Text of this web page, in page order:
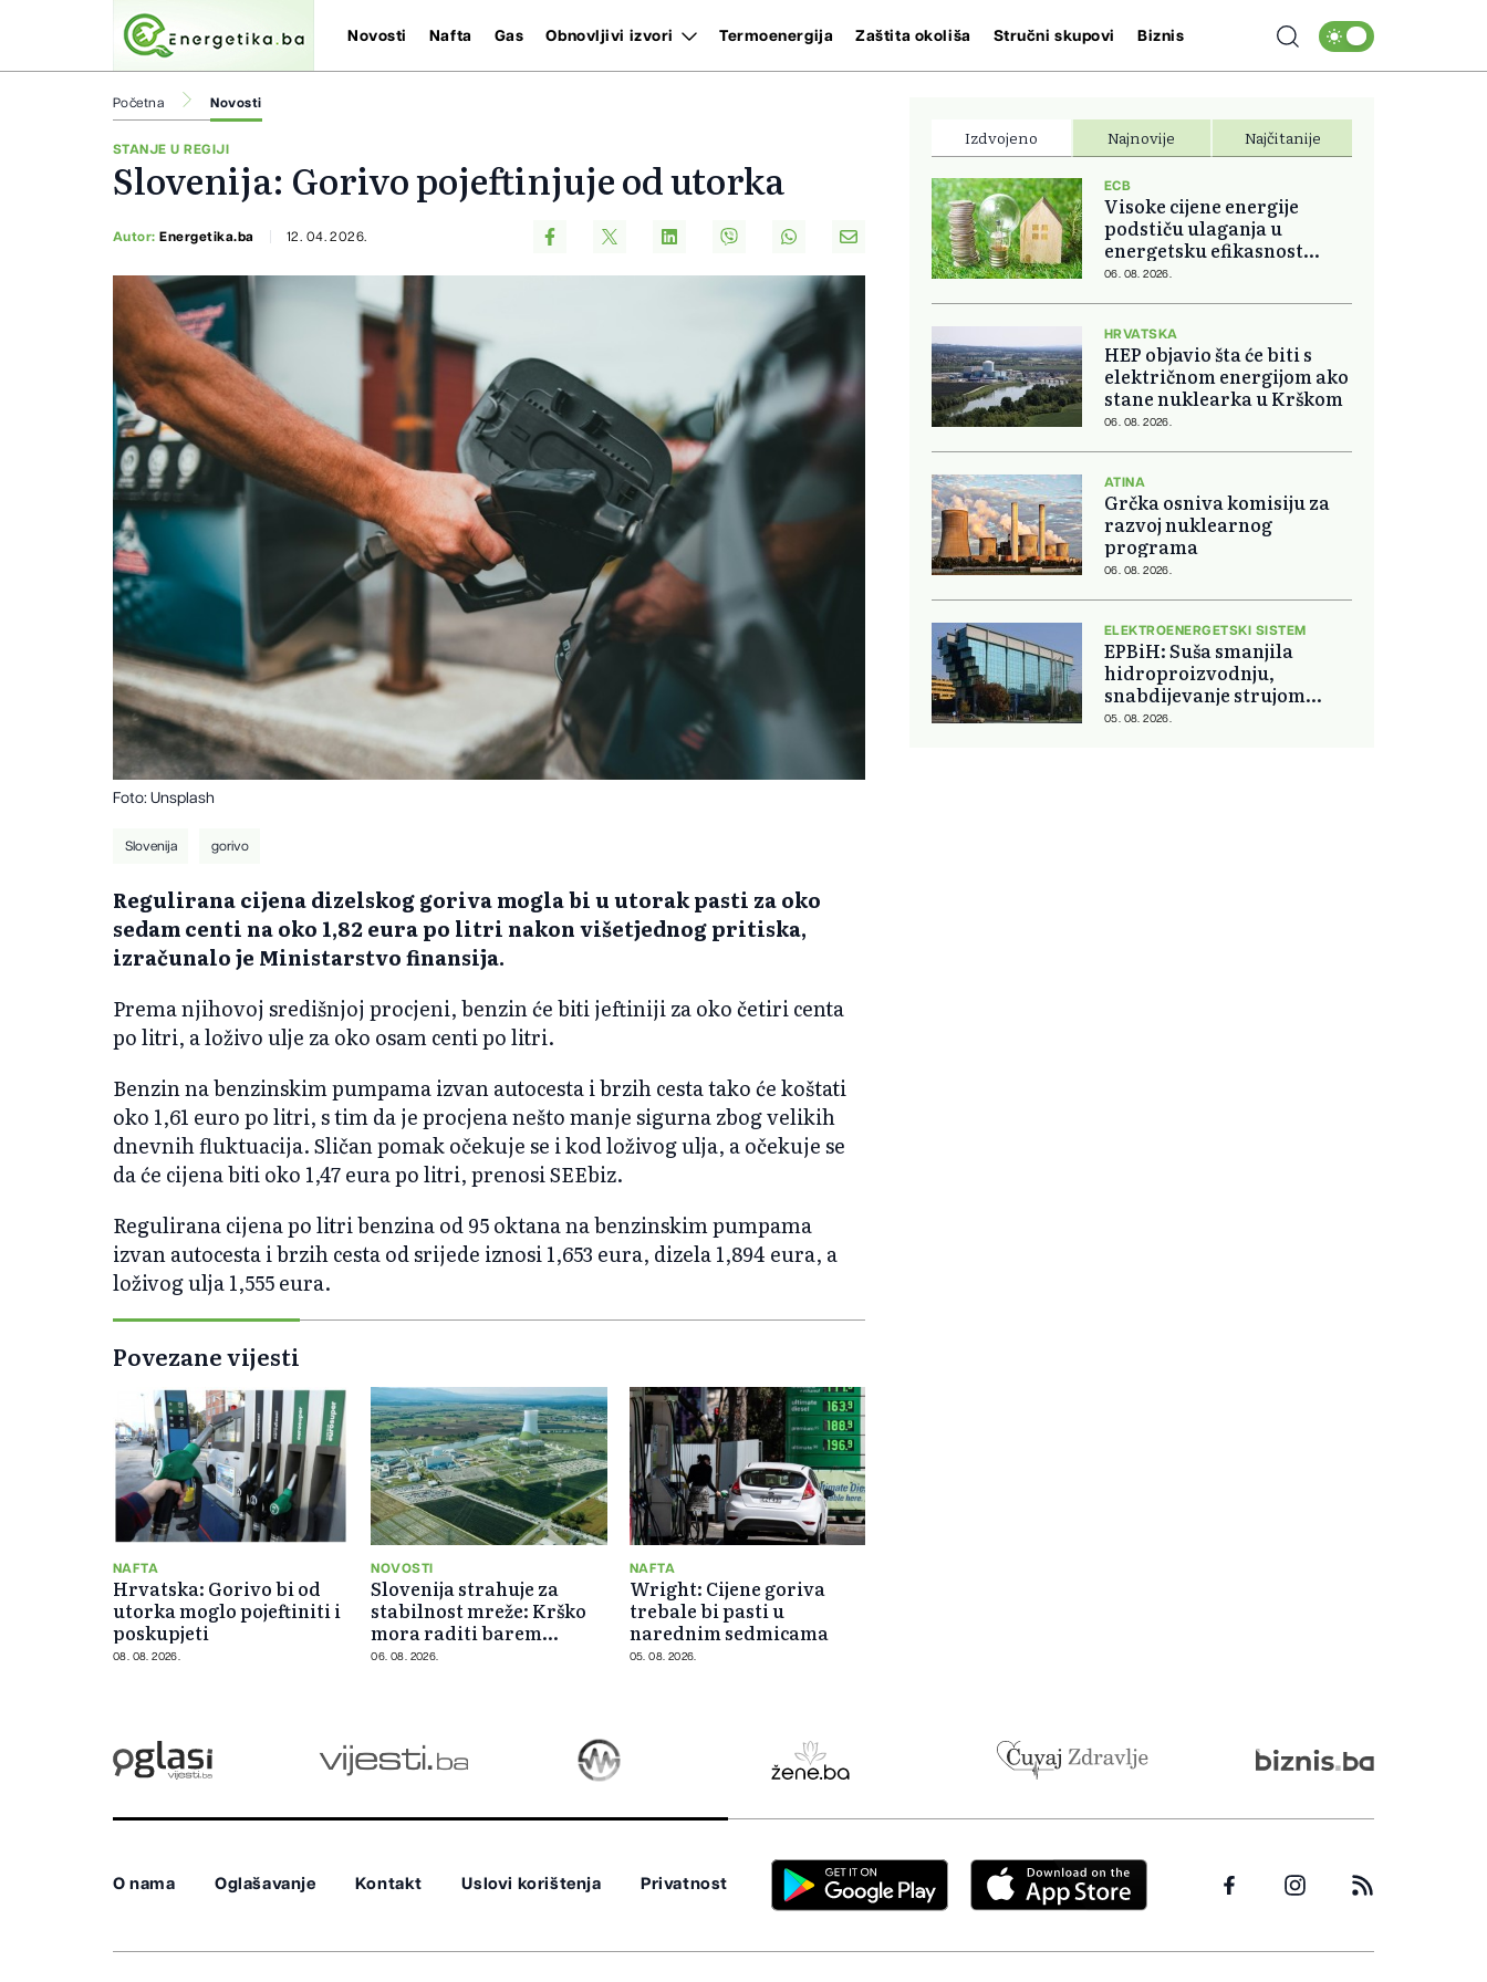
Novosti Nafta Gas Obnovljivi izvori Termoenergija Zaštita okoliša Stručni skupovi Biznis
Početna Novosti
STANJE U REGIJI
Slovenija: Gorivo pojeftinjuje od utorka
Autor:Energetika.ba 12. 04. 2026.
Foto: Unsplash
Slovenija gorivo
Regulirana cijena dizelskog goriva mogla bi u utorak pasti za oko
sedam centi na oko 1,82 eura po litri nakon višetjednog pritiska,
izračunalo je Ministarstvo finansija.
Prema njihovoj središnjoj procjeni, benzin će biti jeftiniji za oko četiri centa
po litri, a loživo ulje za oko osam centi po litri.
Benzin na benzinskim pumpama izvan autocesta i brzih cesta tako će koštati
oko 1,61 euro po litri, s tim da je procjena nešto manje sigurna zbog velikih
dnevnih fluktuacija. Sličan pomak očekuje se i kod loživog ulja, a očekuje se
da će cijena biti oko 1,47 eura po litri, prenosi SEEbiz.
Regulirana cijena po litri benzina od 95 oktana na benzinskim pumpama
izvan autocesta i brzih cesta od srijede iznosi 1,653 eura, dizela 1,894 eura, a
loživog ulja 1,555 eura.
Povezane vijesti
NAFTA
Hrvatska: Gorivo bi od
utorka moglo pojeftiniti i
poskupjeti
08. 08. 2026.
NOVOSTI
Slovenija strahuje za
stabilnost mreže: Krško
mora raditi barem
minimalnim kapacitetom
06. 08. 2026.
NAFTA
Wright: Cijene goriva
trebale bi pasti u
narednim sedmicama
05. 08. 2026.
Izdvojeno Najnovije Najčitanije
ECB
Visoke cijene energije
podstiču ulaganja u
energetsku efikasnost
domova
06. 08. 2026.
HRVATSKA
HEP objavio šta će biti s
električnom energijom ako
stane nuklearka u Krškom
06. 08. 2026.
ATINA
Grčka osniva komisiju za
razvoj nuklearnog
programa
06. 08. 2026.
ELEKTROENERGETSKI SISTEM
EPBiH: Suša smanjila
hidroproizvodnju,
snabdijevanje strujom
ostaje stabilno
05. 08. 2026.
O nama Oglašavanje Kontakt Uslovi korištenja Privatnost